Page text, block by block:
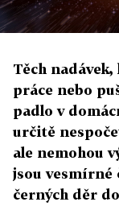
Těch
práce nebo
padlo v
určitě
ale nemohou
jsou vesmírné
černých děr